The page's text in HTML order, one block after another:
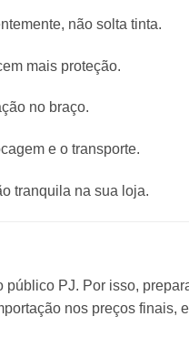
não solta tinta.
mais proteção.
no braço.
e o transporte.
tranquila na sua loja.
PJ. Por isso,
nos preços finais,